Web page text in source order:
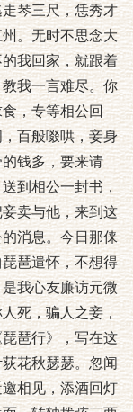
琴三尺，恁秀才
。无时不思念大
我回家，就跟着
我一言难尽。你
，专等相公回
百般啜哄，妾身
钱多，要来请
到相公一封书，
卖与他，来到这
消息。今日那俫
琶遣怀，不想得
我心友廉访元微
死，骗人之妾，
琶行》，写在这
花秋瑟瑟。忽闻
相见，添酒回灯